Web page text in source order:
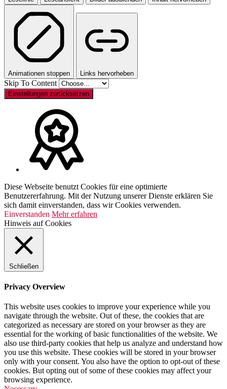
Animationen stoppen Links hervorheben
Skip To Content
Einstellungen zurücksetzen
Diese Webseite benutzt Cookies für eine optimierte
Benutzererfahrung. Mit der Nutzung unserer Dienste erklären Sie
sich damit einverstanden, dass wir Cookies verwenden.
Einverstanden Mehr erfahren
Hinweis auf Cookies
Schließen
Privacy Overview
This website uses cookies to improve your experience while you
navigate through the website. Out of these, the cookies that are
categorized as necessary are stored on your browser as they are
essential for the working of basic functionalities of the website. We
also use third-party cookies that help us analyze and understand how
you use this website. These cookies will be stored in your browser
only with your consent. You also have the option to opt-out of these
cookies. But opting out of some of these cookies may affect your
browsing experience.